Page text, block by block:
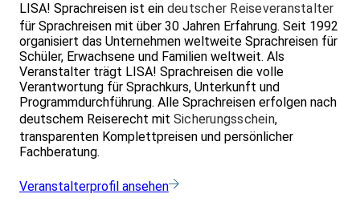
LISA! Sprachreisen ist ein deutscher Reiseveranstalter
für Sprachreisen mit über 30 Jahren Erfahrung. Seit 1992
organisiert das Unternehmen weltweite Sprachreisen für
Schüler, Erwachsene und Familien weltweit. Als
Veranstalter trägt LISA! Sprachreisen die volle
Verantwortung für Sprachkurs, Unterkunft und
Programmdurchführung. Alle Sprachreisen erfolgen nach
deutschem Reiserecht mit Sicherungsschein,
transparenten Komplettpreisen und persönlicher
Fachberatung.
Veranstalterprofil ansehen